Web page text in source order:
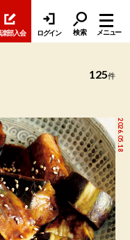
楽部入会 ログイン 検索 メニュー
125件
2026.05.18